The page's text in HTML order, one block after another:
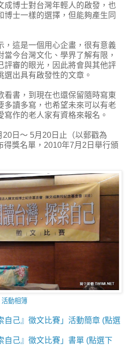
成博士對台灣年輕人的啟發，也
博士一樣的選擇，但能夠產生同
，這是一個用心企畫，很有意義
今台灣文化、學界了解有限，
評審的眼光，因此將會與其他評
出具有啟發性的文章。
看書，到現在也還保留隨時寫東
多讀多寫，也希望未來可以有老
寫作的老人家有資格來報名。
日～ 5月20日止（以郵戳為
得獎名單，2010年7月2日舉行頒
活動相簿
自己』徵文比賽」活動簡章 (點選
自己』徵文比賽」書單 (點選下